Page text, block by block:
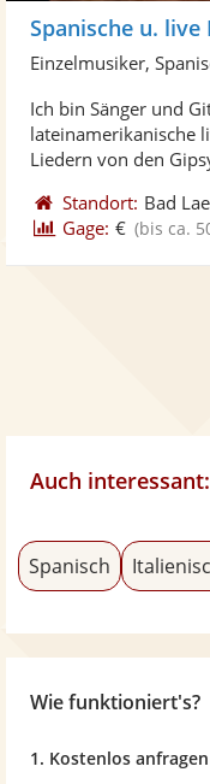
Einzelmusiker,
Ich bin Sänger und
lateinamerikanische
Liedern von den
Standort: Bad
Gage: € (bis ca.
Auch interessant:
Spanisch
Wie funktioniert's?
1. Kostenlos anfragen